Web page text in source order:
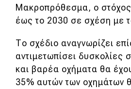
Δοκιμή
Αποστολή
Συγκρίνουμε
Αγώνες
Μακροπρόθεσμα, ο
έως το 2030 σε σχέση με
Το σχέδιο αναγνωρίζει
αντιμετωπίσει δυσκολίες
και βαρέα οχήματα θα
35% αυτών των οχημάτων